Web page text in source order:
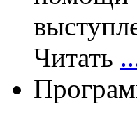
Читать